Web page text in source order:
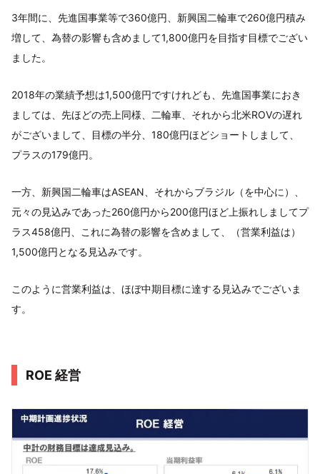
3年間に、先進国事業等で360億円、新興国二輪車で260億円積み
増して、為替の影響も含めまして1,800億円を目指す目標でござい
ました。
2018年の業績予想は1,500億円ですけれども、先進国事業におき
ましては、先ほどの売上同様、二輪車、それから北米ROVの遅れ
がございまして、目標の半分、180億円ほどショートしまして、
プラスの179億円。
一方、新興国二輪車はASEAN、それからブラジル（を中心に）、
元々の見込みであった260億円から200億円ほど上振れしましてプ
ラス458億円、これに為替の影響を含めまして、（営業利益は）
1,500億円となる見込みです。
このように営業利益は、ほぼ中期目標に達する見込みでございま
す。
ROE 経営